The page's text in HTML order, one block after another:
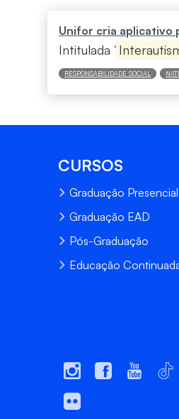
Unifor cria aplicativo
Intitulada “
RESPONSABILIDADE SOCIAL NATI
CURSOS
Graduação Presencial
Graduação EAD
Pós-Graduação
Educação